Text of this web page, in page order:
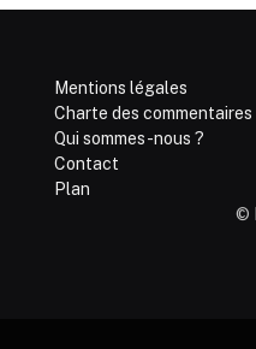
Mentions légales
Charte des commentaires
Qui sommes-nous ?
Contact
Plan
©